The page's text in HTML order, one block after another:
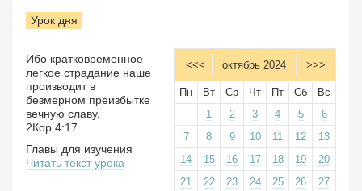
Урок дня
<<< октябрь 2024 >>>
Пн Вт Ср Чт Пт Сб
Вс
1
2 3 4 5
6
7
8 9 10 11 12
13
14
15 16 17 18 19
20
21
22 23 24 25 26
27
Ибо кратковременное
легкое страдание наше
производит в
безмерном преизбытке
вечную славу.
2Кор.4:17
Главы для изучения
Читать текст урока